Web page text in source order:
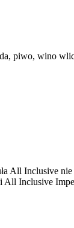
piwo, wino
All Inclusive
Inclusive